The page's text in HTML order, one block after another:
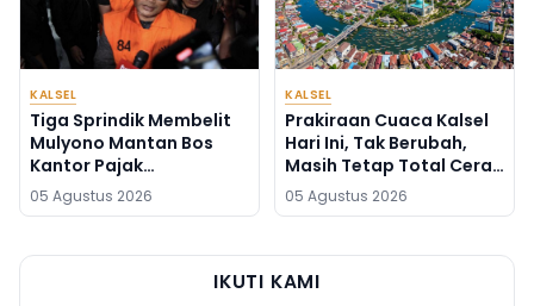
KALSEL
Tiga Sprindik Membelit
Mulyono Mantan Bos
Kantor Pajak
Banjarmasin
05 Agustus 2026
KALSEL
Prakiraan Cuaca Kalsel
Hari Ini, Tak Berubah,
Masih Tetap Total Cerah
dan Suhu Relatif Panas
05 Agustus 2026
IKUTI KAMI